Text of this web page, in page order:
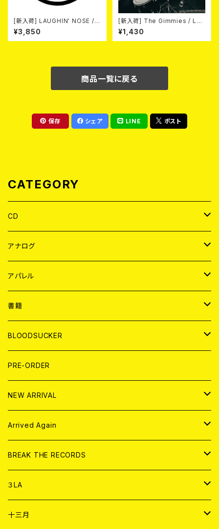
[新入荷] LAUGHIN' NOSE / P
USSY FOR SALE (LP)
¥3,850
[新入荷] The Gimmies / Los
t Last Recordings (7")
¥1,430
商品一覧に戻る
保存 シェア LINE ポスト
CATEGORY
CD
JAPAN
WORLD
アナログ
JAPAN
７EP
LP
WORLD
7EP
LP
アパレル
JAPAN
T-shirt
HOOD
WORLD
T-shirt
HOOD
書籍
MAGAZINE
BOLLOCKS
EL ZINE
写真集 (PHOTOBOOK)
BLOODSUCKER
CD
アナログ
アパレル
書籍
DIGITAL CONTENTS
PRE-ORDER
NEW ARRIVAL
CD
アナログ
Arrived Again
CD
アナログ
BREAK THE RECORDS
CD
ANALOG
３LA
CD
十三月